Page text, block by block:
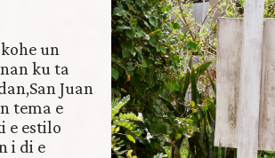
un
ku ta
Juan
tema e
e estilo
i di e